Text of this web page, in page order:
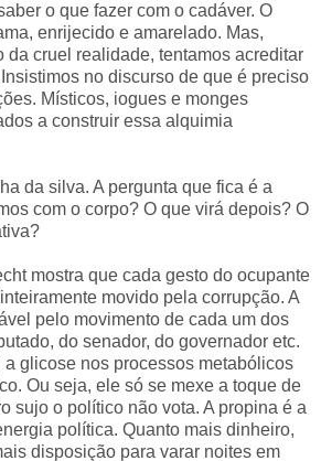
o que fazer com o cadáver. O
enrijecido e amarelado. Mas,
da cruel realidade, tentamos acreditar
no discurso de que é preciso
Místicos, iogues e monges
a construir essa alquimia
da silva. A pergunta que fica é a
com o corpo? O que virá depois? O
mostra que cada gesto do ocupante
movido pela corrupção. A
pelo movimento de cada um dos
do senador, do governador etc.
a glicose nos processos metabólicos
Ou seja, ele só se mexe a toque de
sujo o político não vota. A propina é a
política. Quanto mais dinheiro,
disposição para varar noites em